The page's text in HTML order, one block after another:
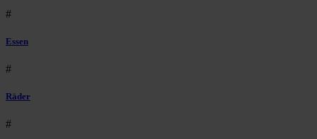
#
Essen
#
Räder
#